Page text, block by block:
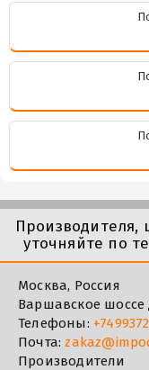
уточняйте по
Москва, Россия
Варшавское шоссе
Телефоны:
Почта:
Производители